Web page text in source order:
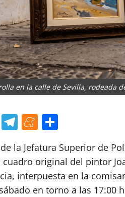
en la calle de Sevilla, rodeada
WhatsApp
Telegram
Meneame
la Jefatura Superior de
original del pintor
interpuesta en la
en torno a las 17:00